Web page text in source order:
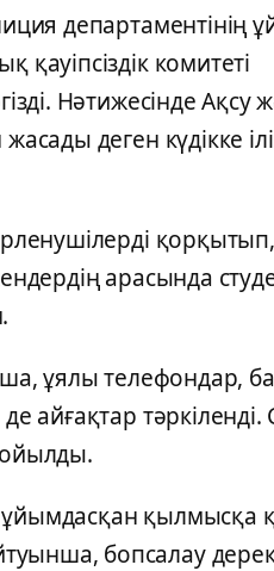
департаментінің
комитеті
Нәтижесінде Ақсу
деген күдікке
арасында
ұялы телефондар,
айғақтар
қылмысқа
бопсалау